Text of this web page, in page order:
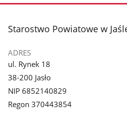
galerii.
stopka
Starostwo Powiatowe w
ADRES
ul. Rynek 18
38-200 Jasło
NIP 6852140829
Regon 370443854